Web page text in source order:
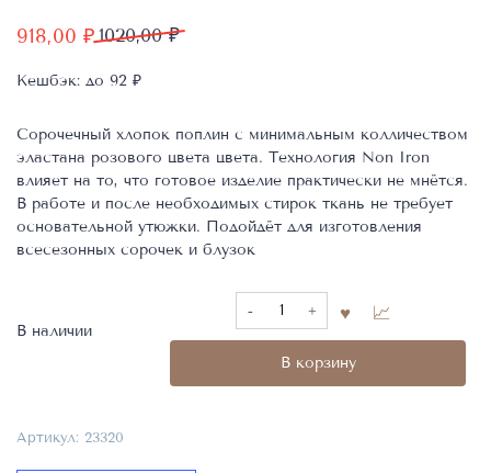
1020,00₽
Первоначальная
1020,00 ₽.
918,00 ₽
Текущая
Кешбэк: до 92 ₽
Сорочечный хлопок поплин с минимальным колличеством
эластана розового цвета цвета. Технология Non Iron
влияет на то, что готовое изделие практически не мнётся.
В работе и после необходимых стирок ткань не требует
основательной утюжки. Подойдёт для изготовления
всесезонных сорочек и блузок
В наличии
Количество
товара
В корзину
Артикул: 23320